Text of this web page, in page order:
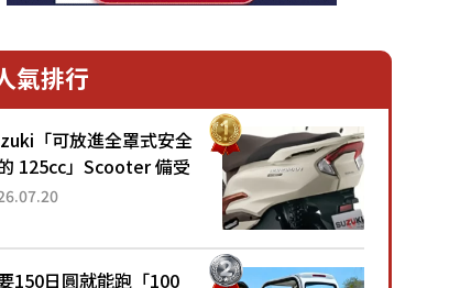
氣排行
「可放進全罩式安全
125cc」Scooter 備受
！採用全新流線設計與
續開始出口的新款
150日圓就能跑「100